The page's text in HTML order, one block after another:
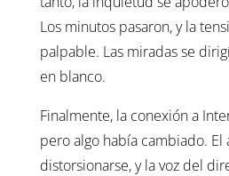
Los minutos pasaron, y la
palpable. Las miradas se
en blanco.
Finalmente, la conexión a
pero algo había cambiado. El
distorsionarse, y la voz del